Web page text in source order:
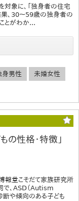
対象に、「独身者の住宅
果、30～59歳の独身者の
とがわか...
身男性 未婚女性
の性格・特徴」
報堂こそだて家族研究所
で、ASD（Autism
や傾向のある子ども